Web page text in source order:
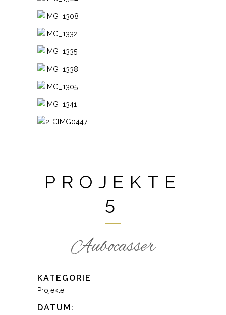
PROJEKTE
5
Aubocasser
KATEGORIE
Projekte
DATUM: